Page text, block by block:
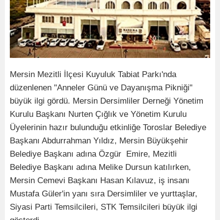
Mersin Mezitli İlçesi Kuyuluk Tabiat Parkı'nda
düzenlenen "Anneler Günü ve Dayanışma Pikniği"
büyük ilgi gördü. Mersin Dersimliler Derneği Yönetim
Kurulu Başkanı Nurten Çığlık ve Yönetim Kurulu
Üyelerinin hazır bulunduğu etkinliğe Toroslar Belediye
Başkanı Abdurrahman Yıldız, Mersin Büyükşehir
Belediye Başkanı adına Özgür Emire, Mezitli
Belediye Başkanı adına Melike Dursun katılırken,
Mersin Cemevi Başkanı Hasan Kılavuz, iş insanı
Mustafa Güler'in yanı sıra Dersimliler ve yurttaşlar,
Siyasi Parti Temsilcileri, STK Temsilcileri büyük ilgi